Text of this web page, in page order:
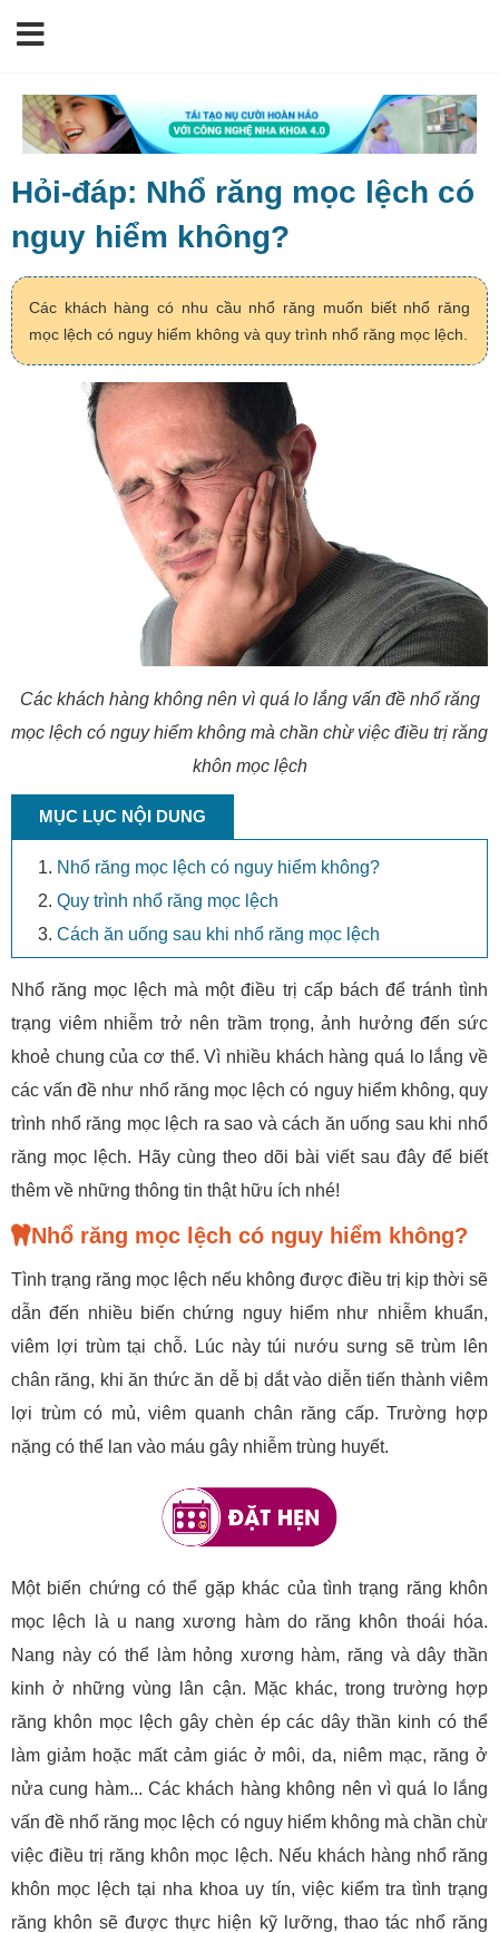
Hỏi-đáp: Nhổ răng mọc lệch có
nguy hiểm không?
Các khách hàng có nhu cầu nhổ răng muốn biết nhổ răng
mọc lệch có nguy hiểm không và quy trình nhổ răng mọc lệch.
Các khách hàng không nên vì quá lo lắng vấn đề nhổ răng
mọc lệch có nguy hiểm không mà chần chừ việc điều trị răng
khôn mọc lệch
MỤC LỤC NỘI DUNG
Nhổ răng mọc lệch có nguy hiểm không?
Quy trình nhổ răng mọc lệch
Cách ăn uống sau khi nhổ răng mọc lệch
Nhổ răng mọc lệch mà một điều trị cấp bách để tránh tình
trạng viêm nhiễm trở nên trầm trọng, ảnh hưởng đến sức
khoẻ chung của cơ thể. Vì nhiều khách hàng quá lo lắng về
các vấn đề như nhổ răng mọc lệch có nguy hiểm không, quy
trình nhổ răng mọc lệch ra sao và cách ăn uống sau khi nhổ
răng mọc lệch. Hãy cùng theo dõi bài viết sau đây để biết
thêm về những thông tin thật hữu ích nhé!
Nhổ răng mọc lệch có nguy hiểm không?
Tình trạng răng mọc lệch nếu không được điều trị kịp thời sẽ
dẫn đến nhiều biến chứng nguy hiểm như nhiễm khuẩn,
viêm lợi trùm tại chỗ. Lúc này túi nướu sưng sẽ trùm lên
chân răng, khi ăn thức ăn dễ bị dắt vào diễn tiến thành viêm
lợi trùm có mủ, viêm quanh chân răng cấp. Trường hợp
nặng có thể lan vào máu gây nhiễm trùng huyết.
Một biến chứng có thể gặp khác của tình trạng răng khôn
mọc lệch là u nang xương hàm do răng khôn thoái hóa.
Nang này có thể làm hỏng xương hàm, răng và dây thần
kinh ở những vùng lân cận. Mặc khác, trong trường hợp
răng khôn mọc lệch gây chèn ép các dây thần kinh có thể
làm giảm hoặc mất cảm giác ở môi, da, niêm mạc, răng ở
nửa cung hàm... Các khách hàng không nên vì quá lo lắng
vấn đề nhổ răng mọc lệch có nguy hiểm không mà chần chừ
việc điều trị răng khôn mọc lệch. Nếu khách hàng nhổ răng
khôn mọc lệch tại nha khoa uy tín, việc kiểm tra tình trạng
răng khôn sẽ được thực hiện kỹ lưỡng, thao tác nhổ răng